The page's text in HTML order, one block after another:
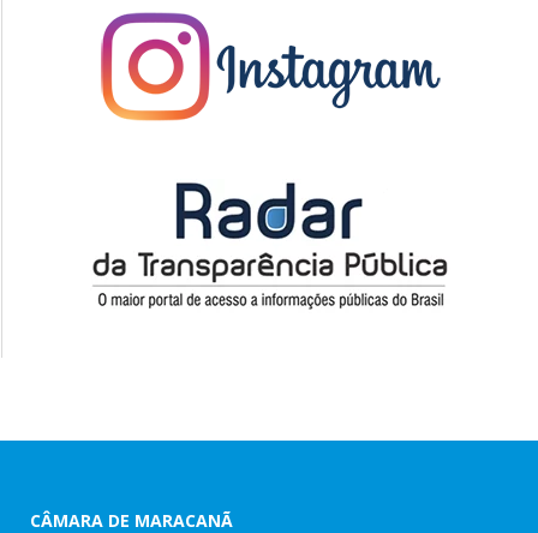
CÂMARA DE MARACANÃ